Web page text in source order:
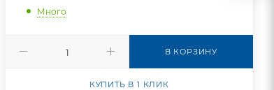
Много
В КОРЗИНУ
КУПИТЬ В 1 КЛИК